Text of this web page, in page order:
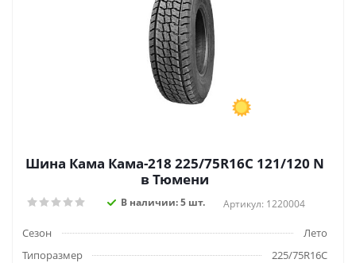
Шина Кама Кама-218 225/75R16C 121/120 N
в Тюмени
В наличии: 5 шт. Артикул: 1220004
Сезон
Лето
Типоразмер
225/75R16C